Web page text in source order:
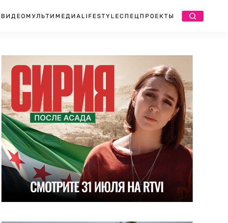
ВИДЕО МУЛЬТИМЕДИА LIFESTYLEСПЕЦПРОЕКТЫ